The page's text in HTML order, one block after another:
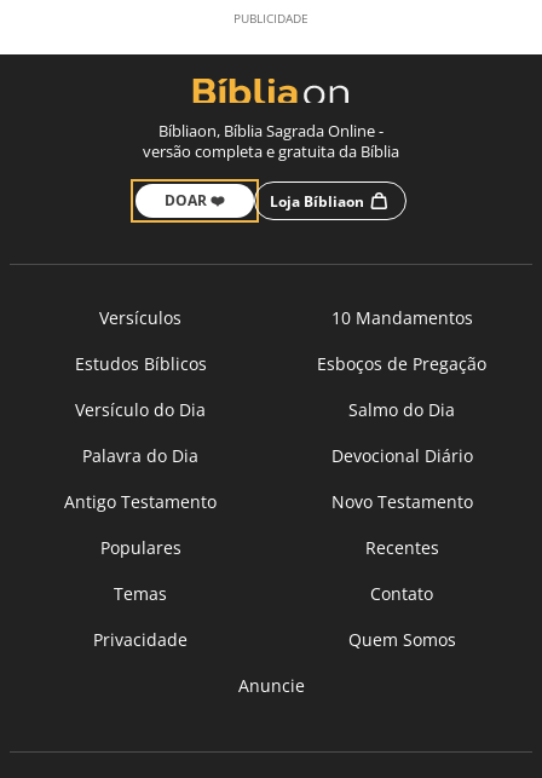
Bíbliaon, Bíblia Sagrada Online -
versão completa e gratuita da Bíblia
DOAR ❤️ Loja Bíbliaon
Versículos
10 Mandamentos
Estudos Bíblicos
Esboços de Pregação
Versículo do Dia
Salmo do Dia
Palavra do Dia
Devocional Diário
Antigo Testamento
Novo Testamento
Populares
Recentes
Temas
Contato
Privacidade
Quem Somos
Anuncie